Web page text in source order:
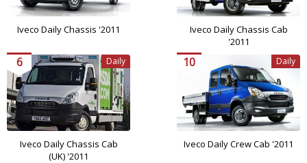
Iveco Daily Chassis '2011
Iveco Daily Chassis Cab
'2011
Iveco Daily Chassis Cab
(UK) '2011
6 Daily
Iveco Daily Crew Cab '2011
10 Daily